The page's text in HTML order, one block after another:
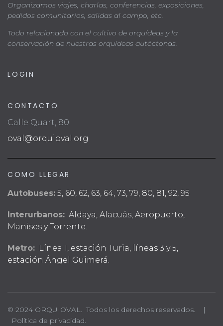
Organizamos viajes, charlas, conferencias, exposiciones,
pedidos comunitarios, salidas al campo, etc.
Todo relacionado con el cultivo de orquídeas y la
conservación de nuestras orquídeas autóctonas.
LOGIN
CONTACTO
Calle Quart, 80
oval@orquioval.org
COMO LLEGAR
Autobuses: 5, 60, 62, 63, 64, 73, 79, 80, 81, 92, 95
Interurbanos: Aldaya, Alacuás, Aeropuerto,
Manises y Torrente.
Metro: Línea 1, estación Turia, líneas 3 y 5,
estación Ángel Guimerá.
© 2024 ORQUIOVAL. Todos los derechos reservados. |
Política de privacidad.